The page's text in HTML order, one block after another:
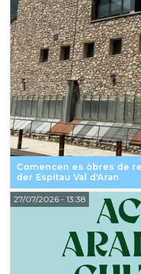
Comencen es òbres de
der Espitau Val d'Aran
27/07/2026- 13:38